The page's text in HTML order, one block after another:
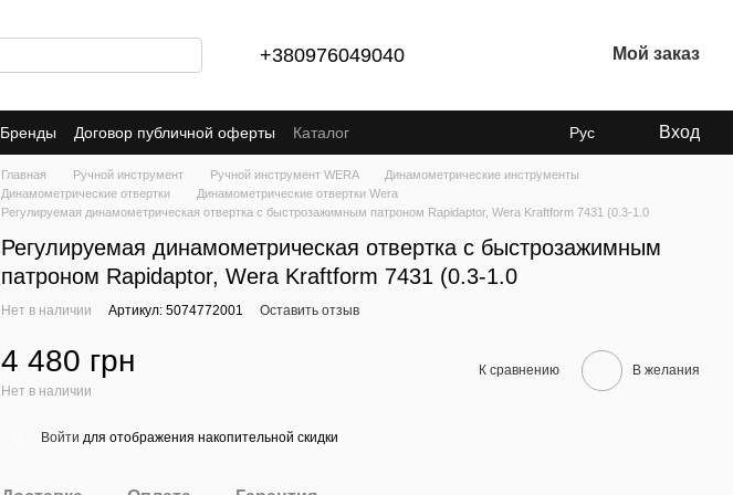
+380976049040 Мой заказ
Бренды Договор публичной оферты Каталог Рус Вход
Главная Ручной инструмент Ручной инструмент WERA
Динамометрические инструменты
Динамометрические отвертки
Динамометрические отвертки Wera
Регулируемая динамометрическая отвертка с быстрозажимным патроном Rapidaptor, Wera Kraftform 7431 (0.3-1.0
Регулируемая динамометрическая отвертка с быстрозажимным
патроном Rapidaptor, Wera Kraftform 7431 (0.3-1.0
Нет в наличии Артикул: 5074772001 Оставить отзыв
4 480 грн
Нет в наличии
К сравнению В желания
Войти для отображения накопительной скидки